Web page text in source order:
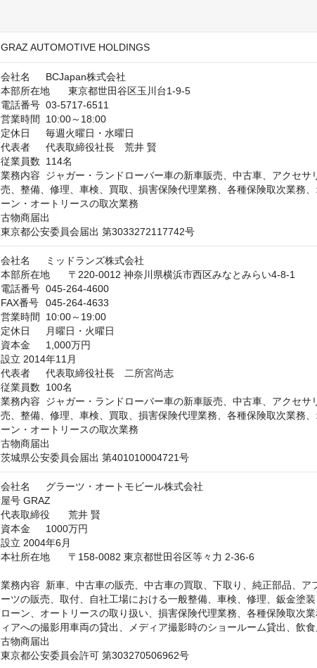
GRAZ AUTOMOTIVE HOLDINGS
会社名	BCJapan株式会社
本部所在地	東京都世田谷区玉川台1-9-5
電話番号	03-5717-6511
営業時間	10:00～18:00
定休日	毎週火曜日・水曜日
代表者	代表取締役社長　荒井 賢
従業員数	114名
業務内容	ジャガー・ランドローバー車の新車販売、中古車、アクセサリー販
売、整備、修理、車検、買取、損害保険代理業務、各種保険取次業務、
ーン・オートリースの取次業務
古物商届出
東京都公安委員会届出 第3033272117742号
会社名	ミッドランズ株式会社
本部所在地	〒220-0012 神奈川県横浜市西区みなとみらい4-8-1
電話番号	045-264-4600
FAX番号	045-264-4633
営業時間	10:00～19:00
定休日	月曜日・火曜日
資本金	1,000万円
設立	2014年11月
代表者	代表取締役社長　二所宮尚志
従業員数	100名
業務内容	ジャガー・ランドローバー車の新車販売、中古車、アクセサリー販
売、整備、修理、車検、買取、損害保険代理業務、各種保険取次業務、
ーン・オートリースの取次業務
古物商届出
茨城県公安委員会届出 第401010004721号
会社名	グラーツ・オートモビール株式会社
屋号	GRAZ
代表取締役	荒井 賢
資本金	1000万円
設立	2004年6月
本社所在地	〒158-0082 東京都世田谷区等々力 2-36-6
業務内容	新車、中古車の販売、中古車の買取、下取り、純正部品、アフターパ
ーツの販売、取付、自社工場における一般整備、車検、修理、鈑金塗装
ローン、オートリースの取り扱い、損害保険代理業務、各種保険取次
ィアへの撮影用車両の貸出、メディア撮影時のショールーム貸出、飲
古物商届出
東京都公安委員会許可 第303270506962号